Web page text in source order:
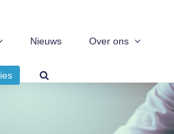
Nieuws Over ons